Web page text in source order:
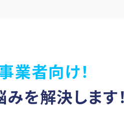
業者向け！
みを解決します！